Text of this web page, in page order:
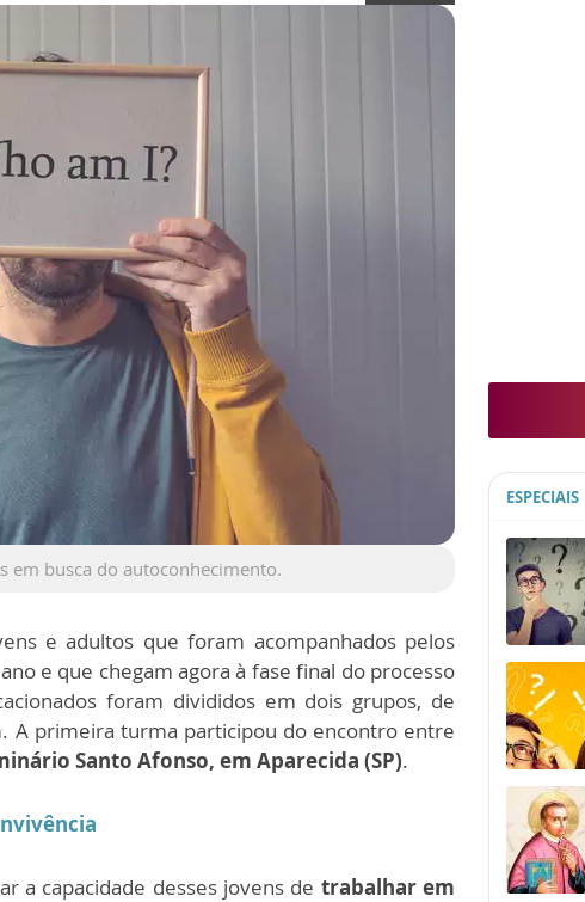
em busca do autoconhecimento.
e adultos que foram acompanhados pelos
e que chegam agora à fase final do processo
foram divididos em dois grupos, de
A primeira turma participou do encontro entre
Santo Afonso, em Aparecida (SP).
a capacidade desses jovens de trabalhar em
ESPECIAIS